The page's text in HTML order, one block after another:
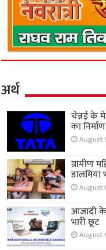
अर्थ
चेन्नई के
का
August
ग्रामीण
August
आजादी
भारी छूट
August